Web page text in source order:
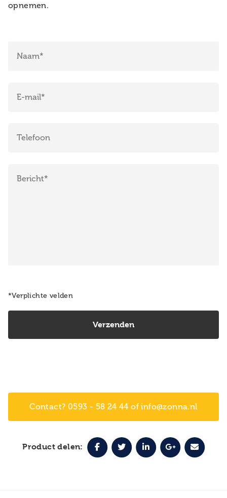
opnemen.
*Verplichte velden
Contact? 0593 - 58 24 44 of info@zonna.nl
Product delen: